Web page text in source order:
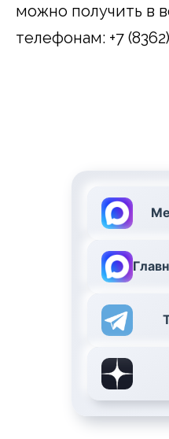
можно получить в
телефонам: +7